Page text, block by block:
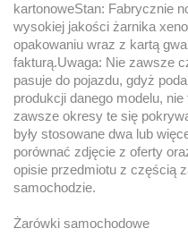
kartonoweStan: Fabrycznie
wysokiej jakości żarnika
opakowaniu wraz z kartą
fakturą.Uwaga: Nie zawsze
pasuje do pojazdu, gdyż
produkcji danego modelu,
zawsze okresy te się
były stosowane dwa lub
porównać zdjęcie z oferty
opisie przedmiotu z częścią
samochodzie.
Żarówki samochodowe